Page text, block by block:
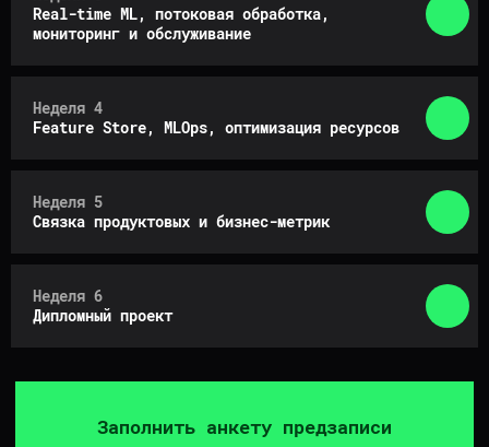
Real-time ML, потоковая обработка,
мониторинг и обслуживание
Неделя 4
Feature Store, MLOps, оптимизация ресурсов
Неделя 5
Связка продуктовых и бизнес-метрик
Неделя 6
Дипломный проект
от учебы и работы время
Ходишь на интерактивные
онлайн-уроки в ZOOM